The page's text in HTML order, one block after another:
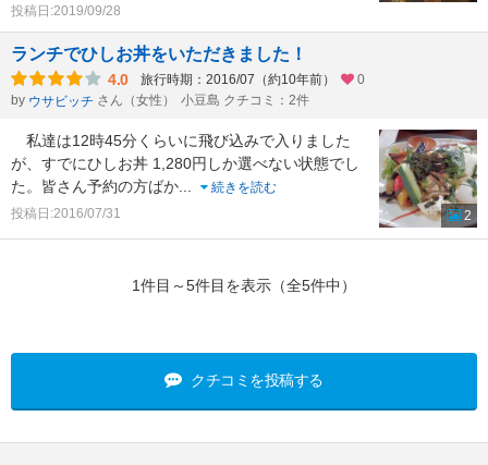
投稿日:2019/09/28
ランチでひしお丼をいただきました！
4.0 旅行時期：2016/07（約10年前）
0
by ウサビッチ さん（女性） 小豆島 クチコミ：2件
私達は12時45分くらいに飛び込みで入りました
が、すでにひしお丼 1,280円しか選べない状態でし
た。皆さん予約の方ばか...
続きを読む
投稿日:2016/07/31
2
1件目～5件目を表示（全5件中）
クチコミを投稿する